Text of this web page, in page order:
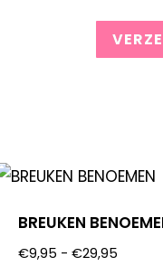
BREUKEN
€9,95 - €29,95